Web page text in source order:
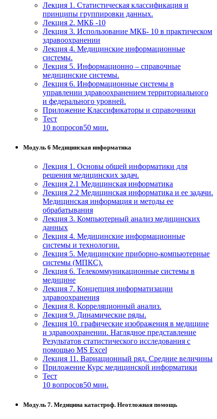
Лекция 1. Статистическая классификация и
принципы группировки данных.
Лекция 2. МКБ -10
Лекция 3. Использование МКБ- 10 в практическом
здравоохранении
Лекция 4. Медицинские информационные
системы.
Лекция 5. Информационно – справочные
медицинские системы.
Лекция 6. Информационные системы в
управлении здравоохранением территориального
и федерального уровней.
Приложение Классификаторы и справочники
Тест
10 вопросов50 мин.
Модуль 6 Медицинская информатика
Лекция 1. Основы общей информатики для
решения медицинских задач.
Лекция 2.1 Медицинская информатика
Лекция 2.2 Медицинская информатика и ее задачи.
Медицинская информация и методы ее
обрабатывания
Лекция 3. Компьютерный анализ медицинских
данных
Лекция 4. Медицинские информационные
системы и технологии.
Лекция 5. Медицинские приборно-компьютерные
системы (МПКС).
Лекция 6. Телекоммуникационные системы в
медицине
Лекция 7. Концепция информатизации
здравоохранения
Лекция 8. Корреляционный анализ.
Лекция 9. Динамические ряды.
Лекция 10. графические изображения в медицине
и здравоохранении. Наглядное представление
Результатов статистического исследования с
помощью MS Excel
Лекция 11. Вариационный ряд. Средние величины
Приложение Курс медицинской информатики
Тест
10 вопросов50 мин.
Модуль 7. Медицина катастроф. Неотложная помощь